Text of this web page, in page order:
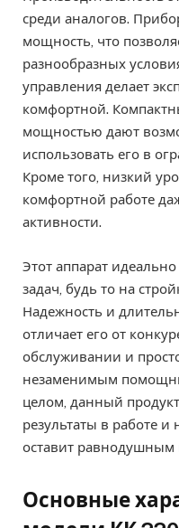
среди аналогов.
мощность, что
разнообразных
управления делает
комфортной.
мощностью дают
использовать его в
Кроме того, низкий
комфортной работе
активности.
Этот аппарат
задач, будь то на
Надежность и
отличает его от
обслуживании и
незаменимым
целом, данный
результаты в работе и
оставит равнодушным
Основные